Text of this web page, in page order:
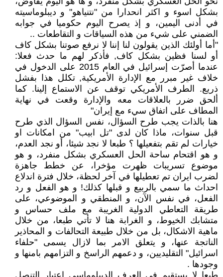
بشكل اسوء و اكثر انحدارا من "نتنياهو" و ديبلوماسيته
في أدنى اليمين، و إذ يصرح اليوم حكوميا في جوابه
الضمني على شيء من هذه السياقات و التقاطعات ..
"أما أولئك الذين يقولون لنا إننا لا نرفع صوتنا بشكل كاف
أو لسنا فظين بشكل كاف, فأذكر لهم ما حدث فعلا:
عندما أصرّت إسرائيل في العام 2015 على الدخول في
خلاف غير مبرر مع الإدارة الأمريكية, تكلل هذا بفشل
ذريع. الطرف الأمريكي توقف عن الاستماع إلينا. كما
ألحق ضرر بالعلاقات معه والإدارة وقعت في نهاية
المطاف على اتفاق سيء مع إيران"
هنا بالذات يجب طرح السؤال، نفس السؤال الذي طرح
قبل سنوات، ماذا كان لدى "تل ابيب" من امكانات او
خيارات لم تقم بتفعيلها ؟ طبعا لا نجد شيئا، أو نجد العدم،
و هو اقتحام ساحة الحل العسكري بشكل منفرد، و هو
موضوع تسريبات ظهرت مؤخرا، عن خطط جاهزة
لضرب ايران تم تعطيلها في آخر لحظة، خلال فترة اندلاع
احداث ما سمي بالربيع و قبلها كذلك! و هو الفعل و رد
الفعل، في نفس الآن، و المنطقي و الموضوعي، على
طريقة التعاطي الدولية الغريبة مع ملف حساس و
متشابك الخيوط، و الغرابة هنا لا تأتي طبعا، من خلال
ماهية الاشكال، بل من خلال طبيعة التحالفات و المحاذير
الناتجة عنها، و يتعلق الامر بما لازال يسمى "حلفاء
اسرائيل" التقليديين، و دعمهم الراسخ و التزامهم بامنها و
وجودها .